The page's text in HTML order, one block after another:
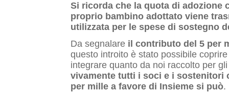
Si ricorda che la quota di adozione
proprio bambino adottato viene
utilizzata per le spese di sostegno
Da segnalare il contributo del 5 per
questo introito è stato possibile
integrare quanto da noi raccolto per
vivamente tutti i soci e i sostenitori
per mille a favore di Insieme si può.